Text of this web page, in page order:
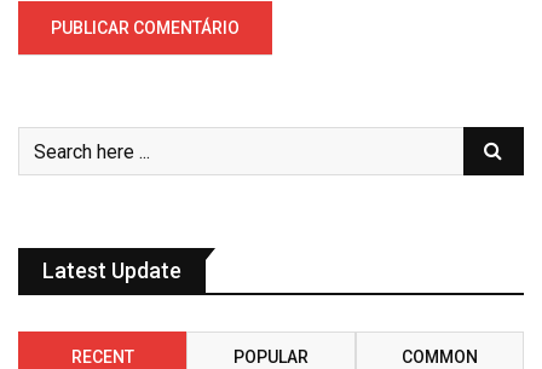
Latest Update
RECENT POPULAR COMMON